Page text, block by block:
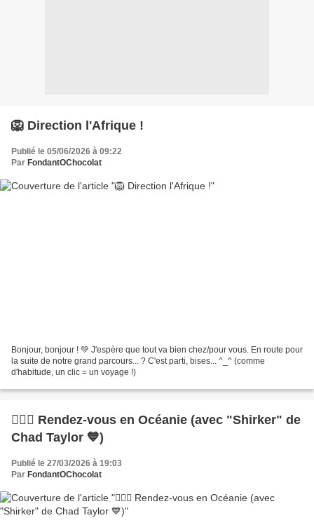
🦁 Direction l'Afrique !
Publié le 05/06/2026 à 09:22
Par FondantOChocolat
Bonjour, bonjour ! 💚 J'espère que tout va bien chez/pour vous. En route pour
la suite de notre grand parcours... ? C'est parti, bises... ^_^ (comme
d'habitude, un clic = un voyage !)
🏄🏾‍♀️ Rendez-vous en Océanie (avec "Shirker" de
Chad Taylor 💙)
Publié le 27/03/2026 à 19:03
Par FondantOChocolat